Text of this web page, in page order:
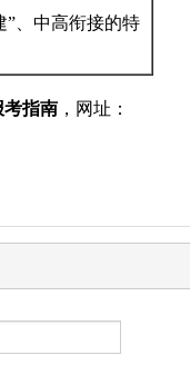
”、中高衔接的特
考指南 ，网址：